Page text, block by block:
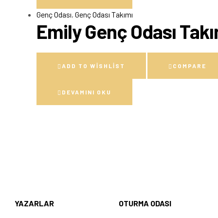
Genç Odası, Genç Odası Takımı
Emily Genç Odası
ADD TO WISHLIST COMPARE
DEVAMINI OKU
YAZARLAR OTURMA ODASI